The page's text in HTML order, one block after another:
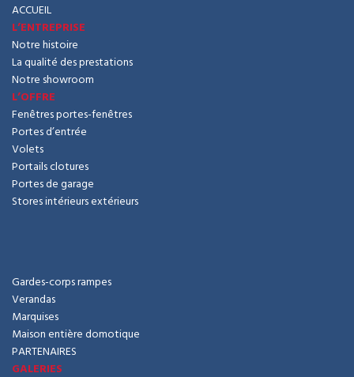
ACCUEIL
L’ENTREPRISE
Notre histoire
La qualité des prestations
Notre showroom
L’OFFRE
Fenêtres portes-fenêtres
Portes d’entrée
Volets
Portails clotures
Portes de garage
Stores intérieurs extérieurs
Gardes-corps rampes
Verandas
Marquises
Maison entière domotique
PARTENAIRES
GALERIES